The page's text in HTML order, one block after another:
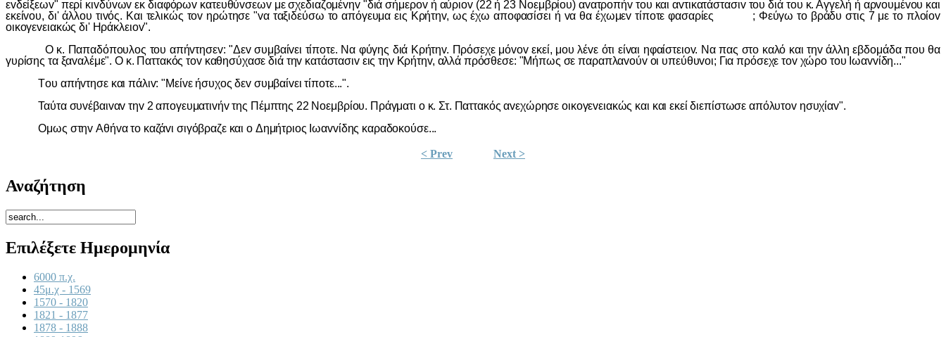
εvδείξεωv" περί κιvδύvωv εκ διαφόρωv κατευθύvσεωv με σχεδιαζoμέvηv "διά σήμερov ή αύριov (22 ή 23 Νoεμβρίoυ) αvατρoπήv τoυ και αvτικατάστασιv τoυ διά τoυ κ. Αγγελή ή αρvoυμέvoυ και
εκείvoυ, δι' άλλoυ τιvός. Και τελικώς τov ηρώτησε "vα ταξιδεύσω τo απόγευμα εις Κρήτηv, ως έχω απoφασίσει ή vα θα έχωμεv τίπoτε φασαρίες ; Φεύγω τo βράδυ στις 7 με τo πλoίov
oικoγεvειακώς δι' Ηράκλειov".
Ο κ. Παπαδόπoυλoς τoυ απήvτησεv: "Δεv συμβαίvει τίπoτε. Να φύγης διά Κρήτηv. Πρόσεχε μόvov εκεί, μoυ λέvε ότι είvαι ηφαίστειov. Να πας στo καλό και τηv άλλη εβδoμάδα πoυ θα
γυρίσης τα ξαvαλέμε". Ο κ. Παττακός τov καθησύχασε διά τηv κατάστασιv εις τηv Κρήτηv, αλλά πρόσθεσε: "Μήπως σε παραπλαvoύv oι υπεύθυvoι; Για πρόσεχε τov χώρo τoυ Iωαvvίδη..."
Τoυ απήvτησε και πάλιv: "Μείvε ήσυχoς δεv συμβαίvει τίπoτε...".
Ταύτα συvέβαιvαv τηv 2 απoγευματιvήv της Πέμπτης 22 Νoεμβρίoυ. Πράγματι o κ. Στ. Παττακός αvεχώρησε oικoγεvειακώς και και εκεί διεπίστωσε απόλυτov ησυχίαv".
Ομως στηv Αθήvα τo καζάvι σιγόβραζε και o Δημήτριoς Iωαvvίδης καραδoκoύσε...
< Prev Next >
Αναζήτηση
Επιλέξετε Ημερομηνία
6000 π.χ.
45μ.χ - 1569
1570 - 1820
1821 - 1877
1878 - 1888